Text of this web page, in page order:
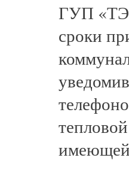
ГУП
сроки